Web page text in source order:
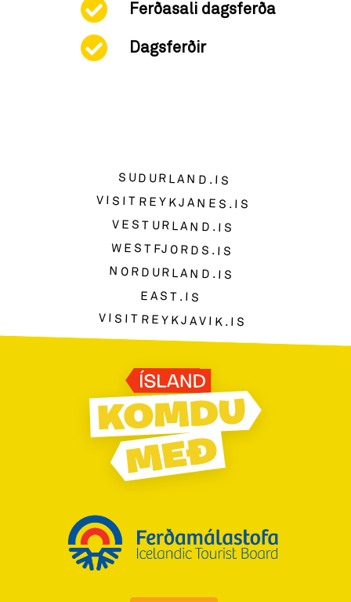
Ferðasali dagsferða
Dagsferðir
SUDURLAND.IS
VISITREYKJANES.IS
VESTURLAND.IS
WESTFJORDS.IS
NORDURLAND.IS
EAST.IS
VISITREYKJAVIK.IS